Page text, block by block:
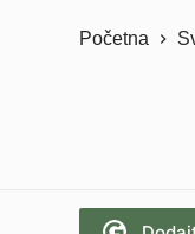
Početna